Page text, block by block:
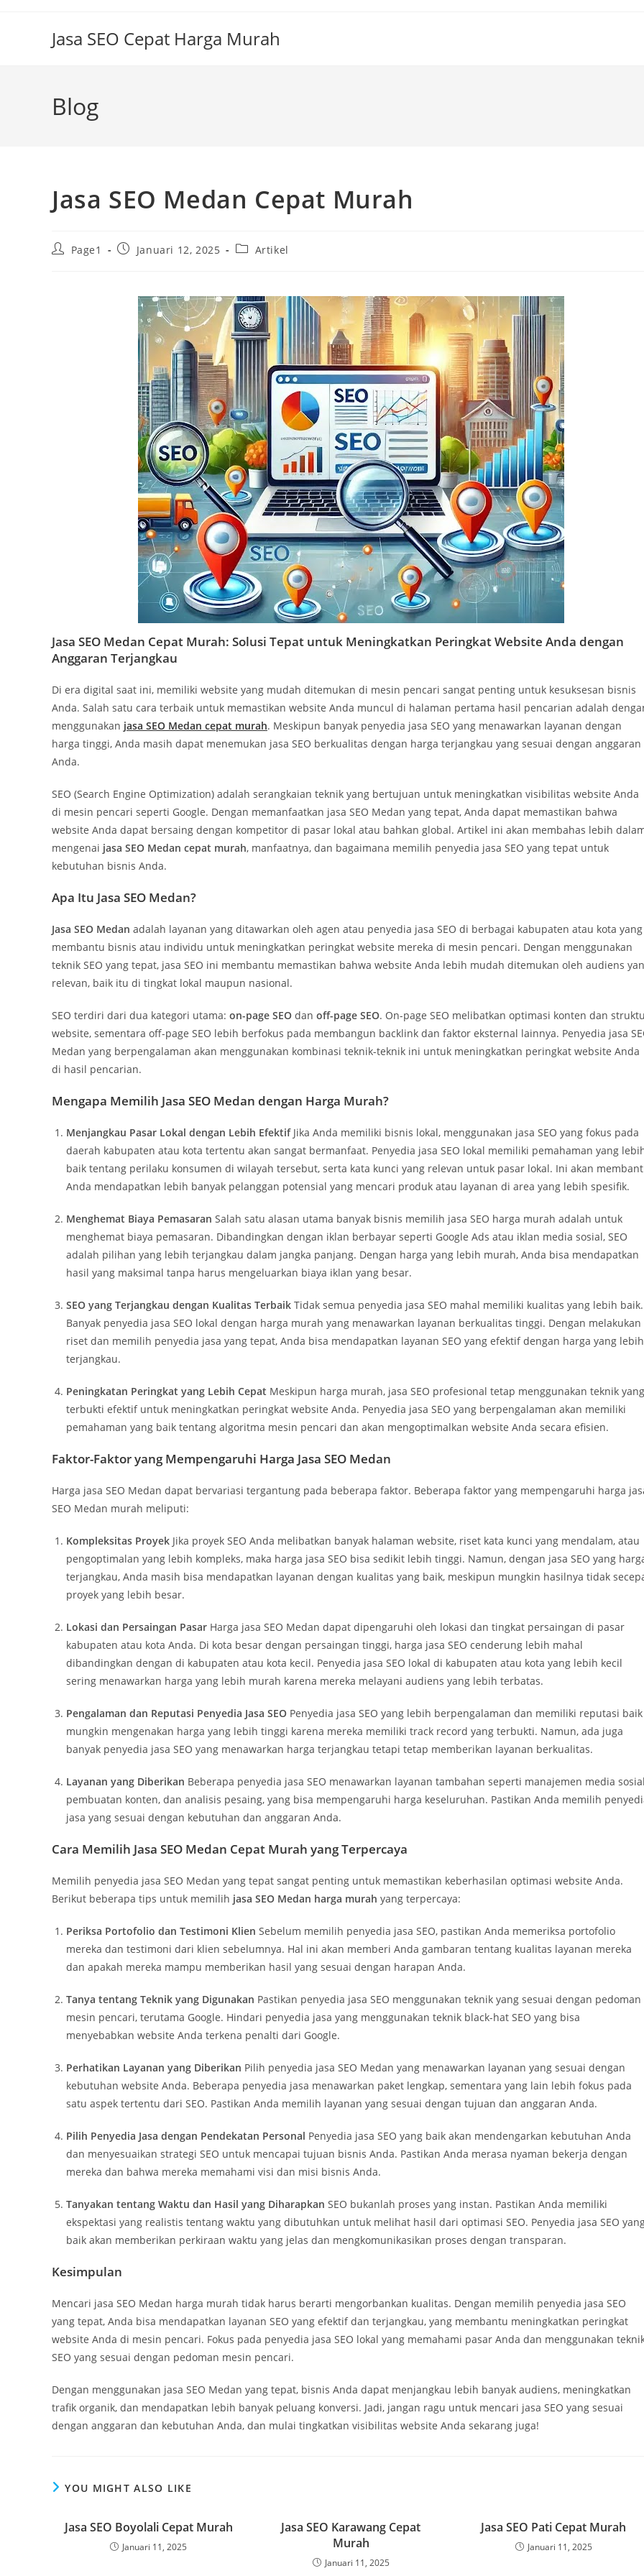
Jasa SEO Cepat Harga Murah
Blog
Jasa SEO Medan Cepat Murah
PostPage1
PostJanuari 12, 2025
PostArtikel
Jasa SEO Medan Cepat Murah: Solusi Tepat untuk Meningkatkan Peringkat Website Anda dengan
Anggaran Terjangkau
Di era digital saat ini, memiliki website yang mudah ditemukan di mesin pencari sangat penting untuk kesuksesan bisnis
Anda. Salah satu cara terbaik untuk memastikan website Anda muncul di halaman pertama hasil pencarian adalah
menggunakan jasa SEO Medan cepat murah. Meskipun banyak penyedia jasa SEO yang menawarkan layanan dengan
harga tinggi, Anda masih dapat menemukan jasa SEO berkualitas dengan harga terjangkau yang sesuai dengan anggaran
Anda.
SEO (Search Engine Optimization) adalah serangkaian teknik yang bertujuan untuk meningkatkan visibilitas website Anda
di mesin pencari seperti Google. Dengan memanfaatkan jasa SEO Medan yang tepat, Anda dapat memastikan bahwa
website Anda dapat bersaing dengan kompetitor di pasar lokal atau bahkan global. Artikel ini akan membahas lebih
mengenai jasa SEO Medan cepat murah, manfaatnya, dan bagaimana memilih penyedia jasa SEO yang tepat untuk
kebutuhan bisnis Anda.
Apa Itu Jasa SEO Medan?
Jasa SEO Medan adalah layanan yang ditawarkan oleh agen atau penyedia jasa SEO di berbagai kabupaten atau kota yang
membantu bisnis atau individu untuk meningkatkan peringkat website mereka di mesin pencari. Dengan menggunakan
teknik SEO yang tepat, jasa SEO ini membantu memastikan bahwa website Anda lebih mudah ditemukan oleh audiens
relevan, baik itu di tingkat lokal maupun nasional.
SEO terdiri dari dua kategori utama: on-page SEO dan off-page SEO. On-page SEO melibatkan optimasi konten dan
website, sementara off-page SEO lebih berfokus pada membangun backlink dan faktor eksternal lainnya. Penyedia jasa
Medan yang berpengalaman akan menggunakan kombinasi teknik-teknik ini untuk meningkatkan peringkat website Anda
di hasil pencarian.
Mengapa Memilih Jasa SEO Medan dengan Harga Murah?
Menjangkau Pasar Lokal dengan Lebih EfektifJika Anda memiliki bisnis lokal, menggunakan jasa SEO yang fokus pada
daerah kabupaten atau kota tertentu akan sangat bermanfaat. Penyedia jasa SEO lokal memiliki pemahaman yang
baik tentang perilaku konsumen di wilayah tersebut, serta kata kunci yang relevan untuk pasar lokal. Ini akan
Anda mendapatkan lebih banyak pelanggan potensial yang mencari produk atau layanan di area yang lebih spesifik.
Menghemat Biaya Pemasaran Salah satu alasan utama banyak bisnis memilih jasa SEO harga murah adalah untuk
menghemat biaya pemasaran. Dibandingkan dengan iklan berbayar seperti Google Ads atau iklan media sosial, SEO
adalah pilihan yang lebih terjangkau dalam jangka panjang. Dengan harga yang lebih murah, Anda bisa mendapatkan
hasil yang maksimal tanpa harus mengeluarkan biaya iklan yang besar.
SEO yang Terjangkau dengan Kualitas Terbaik Tidak semua penyedia jasa SEO mahal memiliki kualitas yang lebih baik.
Banyak penyedia jasa SEO lokal dengan harga murah yang menawarkan layanan berkualitas tinggi. Dengan melakukan
riset dan memilih penyedia jasa yang tepat, Anda bisa mendapatkan layanan SEO yang efektif dengan harga yang lebih
terjangkau.
Peningkatan Peringkat yang Lebih Cepat Meskipun harga murah, jasa SEO profesional tetap menggunakan teknik yang
terbukti efektif untuk meningkatkan peringkat website Anda. Penyedia jasa SEO yang berpengalaman akan memiliki
pemahaman yang baik tentang algoritma mesin pencari dan akan mengoptimalkan website Anda secara efisien.
Faktor-Faktor yang Mempengaruhi Harga Jasa SEO Medan
Harga jasa SEO Medan dapat bervariasi tergantung pada beberapa faktor. Beberapa faktor yang mempengaruhi harga
SEO Medan murah meliputi:
Kompleksitas Proyek Jika proyek SEO Anda melibatkan banyak halaman website, riset kata kunci yang mendalam, atau
pengoptimalan yang lebih kompleks, maka harga jasa SEO bisa sedikit lebih tinggi. Namun, dengan jasa SEO yang
terjangkau, Anda masih bisa mendapatkan layanan dengan kualitas yang baik, meskipun mungkin hasilnya tidak
proyek yang lebih besar.
Lokasi dan Persaingan Pasar Harga jasa SEO Medan dapat dipengaruhi oleh lokasi dan tingkat persaingan di pasar
kabupaten atau kota Anda. Di kota besar dengan persaingan tinggi, harga jasa SEO cenderung lebih mahal
dibandingkan dengan di kabupaten atau kota kecil. Penyedia jasa SEO lokal di kabupaten atau kota yang lebih kecil
sering menawarkan harga yang lebih murah karena mereka melayani audiens yang lebih terbatas.
Pengalaman dan Reputasi Penyedia Jasa SEO Penyedia jasa SEO yang lebih berpengalaman dan memiliki reputasi baik
mungkin mengenakan harga yang lebih tinggi karena mereka memiliki track record yang terbukti. Namun, ada juga
banyak penyedia jasa SEO yang menawarkan harga terjangkau tetapi tetap memberikan layanan berkualitas.
Layanan yang Diberikan Beberapa penyedia jasa SEO menawarkan layanan tambahan seperti manajemen media
pembuatan konten, dan analisis pesaing, yang bisa mempengaruhi harga keseluruhan. Pastikan Anda memilih
jasa yang sesuai dengan kebutuhan dan anggaran Anda.
Cara Memilih Jasa SEO Medan Cepat Murah yang Terpercaya
Memilih penyedia jasa SEO Medan yang tepat sangat penting untuk memastikan keberhasilan optimasi website Anda.
Berikut beberapa tips untuk memilih jasa SEO Medan harga murah yang terpercaya:
Periksa Portofolio dan Testimoni Klien Sebelum memilih penyedia jasa SEO, pastikan Anda memeriksa portofolio
mereka dan testimoni dari klien sebelumnya. Hal ini akan memberi Anda gambaran tentang kualitas layanan mereka
dan apakah mereka mampu memberikan hasil yang sesuai dengan harapan Anda.
Tanya tentang Teknik yang Digunakan Pastikan penyedia jasa SEO menggunakan teknik yang sesuai dengan pedoman
mesin pencari, terutama Google. Hindari penyedia jasa yang menggunakan teknik black-hat SEO yang bisa
menyebabkan website Anda terkena penalti dari Google.
Perhatikan Layanan yang Diberikan Pilih penyedia jasa SEO Medan yang menawarkan layanan yang sesuai dengan
kebutuhan website Anda. Beberapa penyedia jasa menawarkan paket lengkap, sementara yang lain lebih fokus pada
satu aspek tertentu dari SEO. Pastikan Anda memilih layanan yang sesuai dengan tujuan dan anggaran Anda.
Pilih Penyedia Jasa dengan Pendekatan Personal Penyedia jasa SEO yang baik akan mendengarkan kebutuhan Anda
dan menyesuaikan strategi SEO untuk mencapai tujuan bisnis Anda. Pastikan Anda merasa nyaman bekerja dengan
mereka dan bahwa mereka memahami visi dan misi bisnis Anda.
Tanyakan tentang Waktu dan Hasil yang Diharapkan SEO bukanlah proses yang instan. Pastikan Anda memiliki
ekspektasi yang realistis tentang waktu yang dibutuhkan untuk melihat hasil dari optimasi SEO. Penyedia jasa SEO
baik akan memberikan perkiraan waktu yang jelas dan mengkomunikasikan proses dengan transparan.
Kesimpulan
Mencari jasa SEO Medan harga murah tidak harus berarti mengorbankan kualitas. Dengan memilih penyedia jasa SEO
yang tepat, Anda bisa mendapatkan layanan SEO yang efektif dan terjangkau, yang membantu meningkatkan peringkat
website Anda di mesin pencari. Fokus pada penyedia jasa SEO lokal yang memahami pasar Anda dan menggunakan
SEO yang sesuai dengan pedoman mesin pencari.
Dengan menggunakan jasa SEO Medan yang tepat, bisnis Anda dapat menjangkau lebih banyak audiens, meningkatkan
trafik organik, dan mendapatkan lebih banyak peluang konversi. Jadi, jangan ragu untuk mencari jasa SEO yang sesuai
dengan anggaran dan kebutuhan Anda, dan mulai tingkatkan visibilitas website Anda sekarang juga!
YOU MIGHT ALSO LIKE
Jasa SEO Boyolali Cepat Murah
Januari 11, 2025
Jasa SEO Karawang Cepat
Murah
Januari 11, 2025
Jasa SEO Pati Cepat Murah
Januari 11, 2025